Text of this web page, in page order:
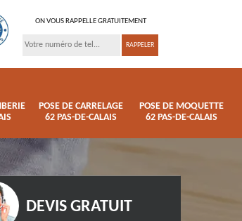
ON VOUS RAPPELLE GRATUITEMENT
POSE DE CARRELAGE
62 PAS-DE-CALAIS
POSE DE MOQUETTE
62 PAS-DE-CALAIS
DEVIS GRATUIT